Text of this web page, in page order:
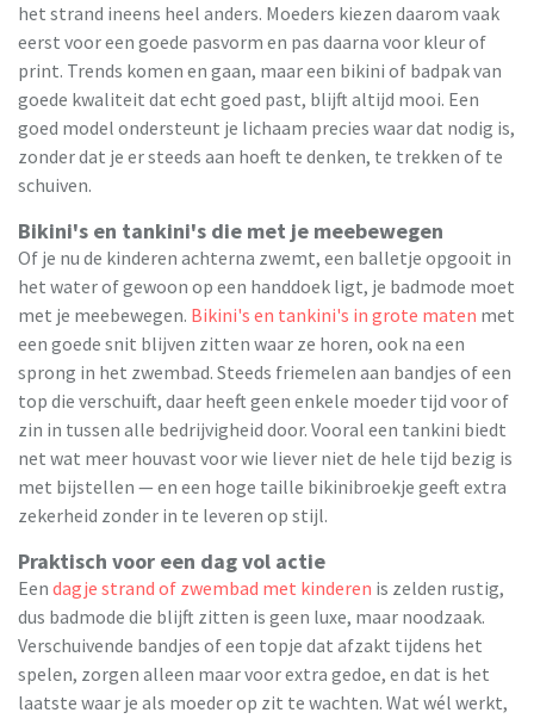
het strand ineens heel anders. Moeders kiezen daarom vaak
eerst voor een goede pasvorm en pas daarna voor kleur of
print. Trends komen en gaan, maar een bikini of badpak van
goede kwaliteit dat echt goed past, blijft altijd mooi. Een
goed model ondersteunt je lichaam precies waar dat nodig is,
zonder dat je er steeds aan hoeft te denken, te trekken of te
schuiven.
Bikini's en tankini's die met je meebewegen
Of je nu de kinderen achterna zwemt, een balletje opgooit in
het water of gewoon op een handdoek ligt, je badmode moet
met je meebewegen. Bikini's en tankini's in grote maten met
een goede snit blijven zitten waar ze horen, ook na een
sprong in het zwembad. Steeds friemelen aan bandjes of een
top die verschuift, daar heeft geen enkele moeder tijd voor of
zin in tussen alle bedrijvigheid door. Vooral een tankini biedt
net wat meer houvast voor wie liever niet de hele tijd bezig is
met bijstellen — en een hoge taille bikinibroekje geeft extra
zekerheid zonder in te leveren op stijl.
Praktisch voor een dag vol actie
Een dagje strand of zwembad met kinderen is zelden rustig,
dus badmode die blijft zitten is geen luxe, maar noodzaak.
Verschuivende bandjes of een topje dat afzakt tijdens het
spelen, zorgen alleen maar voor extra gedoe, en dat is het
laatste waar je als moeder op zit te wachten. Wat wél werkt,